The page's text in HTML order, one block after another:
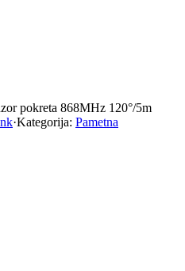
pokreta 868MHz 120°/5m
·Kategorija: Pametna